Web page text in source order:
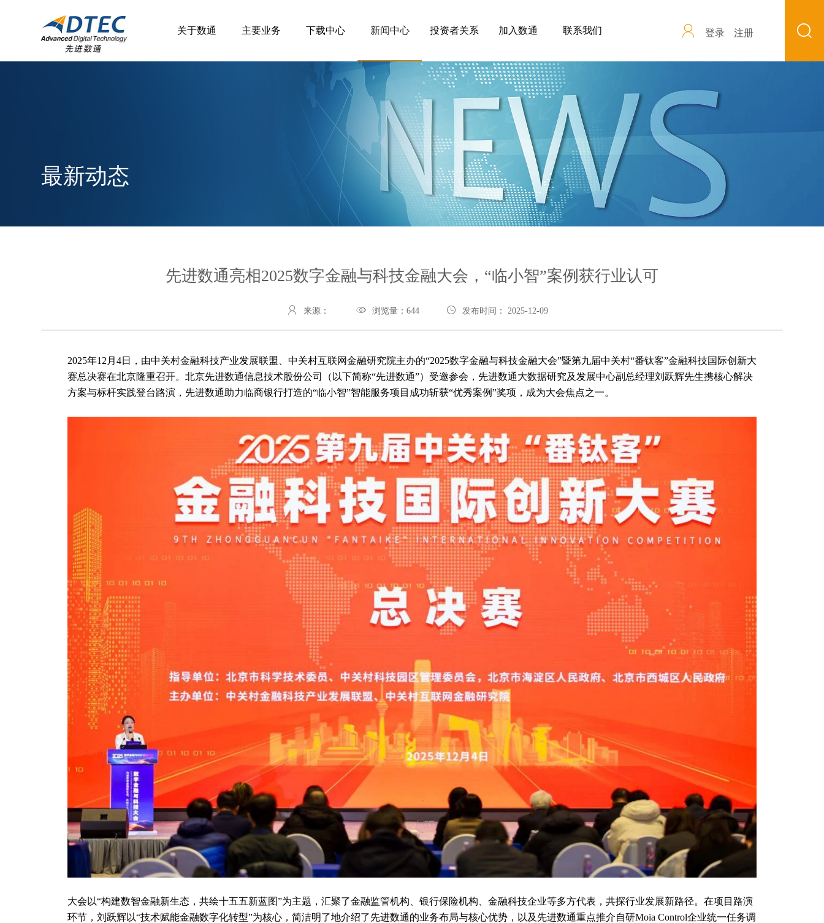
登录 注册
关于数通 主要业务 下载中心 新闻中心 投资者关系 加入数通 联系我们
最新动态
先进数通亮相2025数字金融与科技金融大会，“临小智”案例获行业认可
来源： 浏览量： 644 发布时间： 2025-12-09
2025年12月4日，由中关村金融科技产业发展联盟、中关村互联网金融研究院主办的“2025数字金融与科技金融大会”暨第九届中关村“番钛客”金融科技国际创新大
赛总决赛在北京隆重召开。北京先进数通信息技术股份公司（以下简称“先进数通”）受邀参会，先进数通大数据研究及发展中心副总经理刘跃辉先生携核心解决
方案与标杆实践登台路演，先进数通助力临商银行打造的“临小智”智能服务项目成功斩获“优秀案例”奖项，成为大会焦点之一。
大会以“构建数智金融新生态，共绘十五五新蓝图”为主题，汇聚了金融监管机构、银行保险机构、金融科技企业等多方代表，共探行业发展新路径。在项目路演
环节，刘跃辉以“技术赋能金融数字化转型”为核心，简洁明了地介绍了先进数通的业务布局与核心优势，以及先进数通重点推介自研Moia Control企业统一任务调